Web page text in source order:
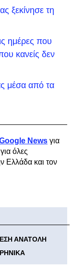
ξεκίνησε τη
ημέρες που
κανείς δεν
μέσα από τα
News για
όλες
Ελλάδα και τον
ΑΝΑΤΟΛΗ